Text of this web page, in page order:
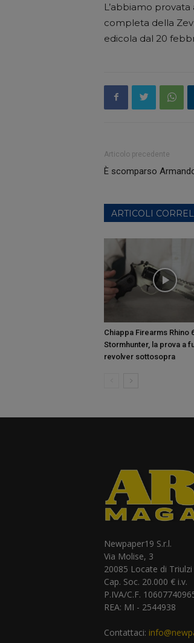
L’abbiamo provata
completa della
edicola dal 20
Articolo precedente
È scomparso
ARTICOLI
Chiappa Firearms Rhino
Stormhunter, la prova a
revolver sottosopra
Newpaper19 S.r.l.
Via Molise, 3
20085 Locate di
Cap. Soc. 20.000 € i.v.
P.IVA/C.F.
REA: MI - 2544938
Contattaci: